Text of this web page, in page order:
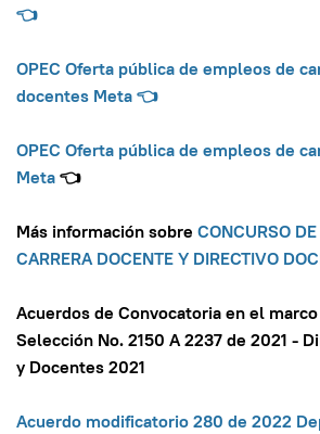
👈
OPEC Oferta pública de empleos de
docentes Meta👈
OPEC Oferta pública de empleos de
Meta👈
Más información sobre CONCURSO
CARRERA DOCENTE Y DIRECTIVO
Acuerdos de Convocatoria en el
Selección No. 2150 A 2237 de 2021 -
y Docentes 2021
Acuerdo modificatorio 280 de 2022